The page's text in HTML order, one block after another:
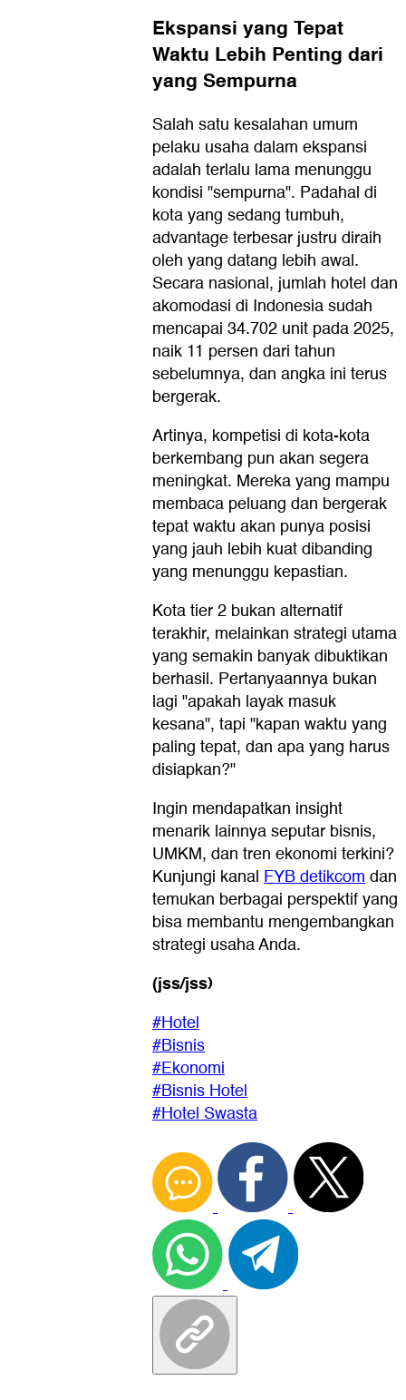
Ekspansi yang Tepat
Waktu Lebih Penting dari
yang Sempurna
Salah satu kesalahan umum
pelaku usaha dalam ekspansi
adalah terlalu lama menunggu
kondisi "sempurna". Padahal di
kota yang sedang tumbuh,
advantage terbesar justru diraih
oleh yang datang lebih awal.
Secara nasional, jumlah hotel dan
akomodasi di Indonesia sudah
mencapai 34.702 unit pada 2025,
naik 11 persen dari tahun
sebelumnya, dan angka ini terus
bergerak.
Artinya, kompetisi di kota-kota
berkembang pun akan segera
meningkat. Mereka yang mampu
membaca peluang dan bergerak
tepat waktu akan punya posisi
yang jauh lebih kuat dibanding
yang menunggu kepastian.
Kota tier 2 bukan alternatif
terakhir, melainkan strategi utama
yang semakin banyak dibuktikan
berhasil. Pertanyaannya bukan
lagi "apakah layak masuk
kesana", tapi "kapan waktu yang
paling tepat, dan apa yang harus
disiapkan?"
Ingin mendapatkan insight
menarik lainnya seputar bisnis,
UMKM, dan tren ekonomi terkini?
Kunjungi kanal FYB detikcomdan
temukan berbagai perspektif yang
bisa membantu mengembangkan
strategi usaha Anda.
(jss/jss)
#Hotel
#Bisnis
#Ekonomi
#Bisnis Hotel
#Hotel Swasta